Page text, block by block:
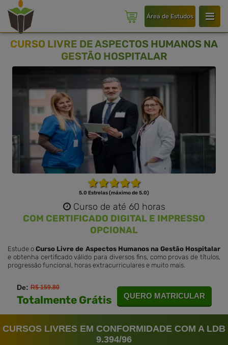
Área de Estudos
CURSO LIVRE DE ASPECTOS HUMANOS NA
GESTÃO HOSPITALAR
5.0 Estrelas (máximo de 5.0)
Curso de até 60 horas
COM CERTIFICADO DIGITAL E IMPRESSO
OPCIONAL
Estude oCurso Livre de Aspectos Humanos na Gestão Hospitalar
e obtenha certificado válido para diversos fins, como provas de títulos,
progressão funcional, horas extracurriculares e muito mais.
De:R$ 159.80
Totalmente Grátis QUERO MATRICULAR
CURSOS LIVRES EM CONFORMIDADE COM A LDB
9.394/96